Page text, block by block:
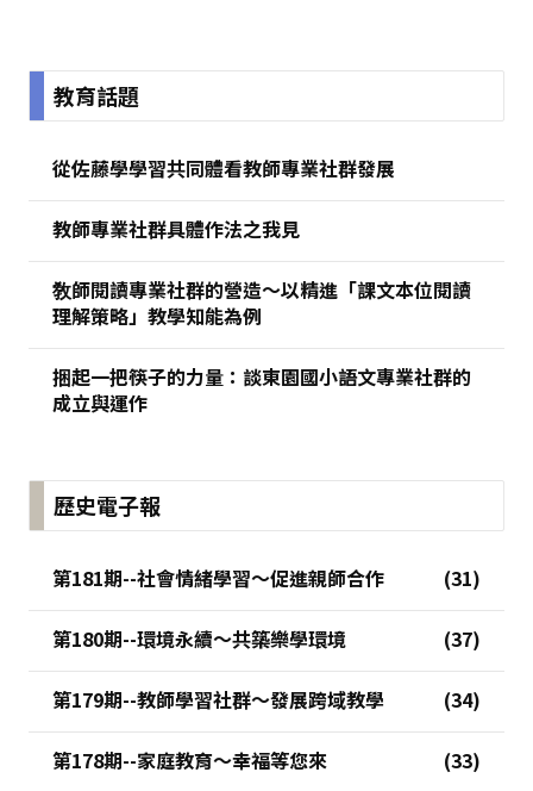
:::教育話題
從佐藤學學習共同體看教師專業社群發展
教師專業社群具體作法之我見
敎師閱讀專業社群的營造～以精進「課文本位閱讀
理解策略」教學知能為例
捆起一把筷子的力量：談東園國小語文專業社群的
成立與運作
歷史電子報
第181期--社會情緒學習～促進親師合作
第180期--環境永續～共築樂學環境
第179期--教師學習社群～發展跨域教學
第178期--家庭教育～幸福等您來